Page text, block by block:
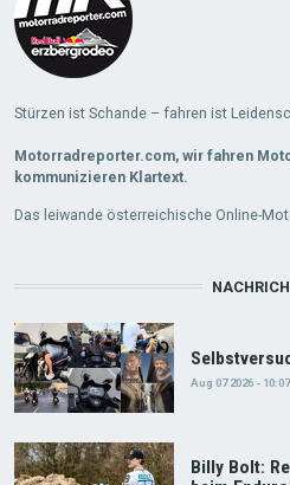
Stürzen ist Schande – fahren ist
Motorradreporter.com, wir fahren
kommunizieren Klartext.
Das leiwande österreichische Online-
Aug 07 2026 -
Billy Bolt: